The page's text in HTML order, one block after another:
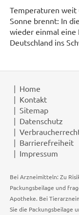
Temperaturen weit
Sonne brennt: In
wieder einmal eine
Deutschland ins
Home
Kontakt
Sitemap
Datenschutz
Barrierefreiheit
Impressum
Bei Arzneimitteln: Zu
Packungsbeilage und
Apotheke. Bei
Sie die Packungsbeilage